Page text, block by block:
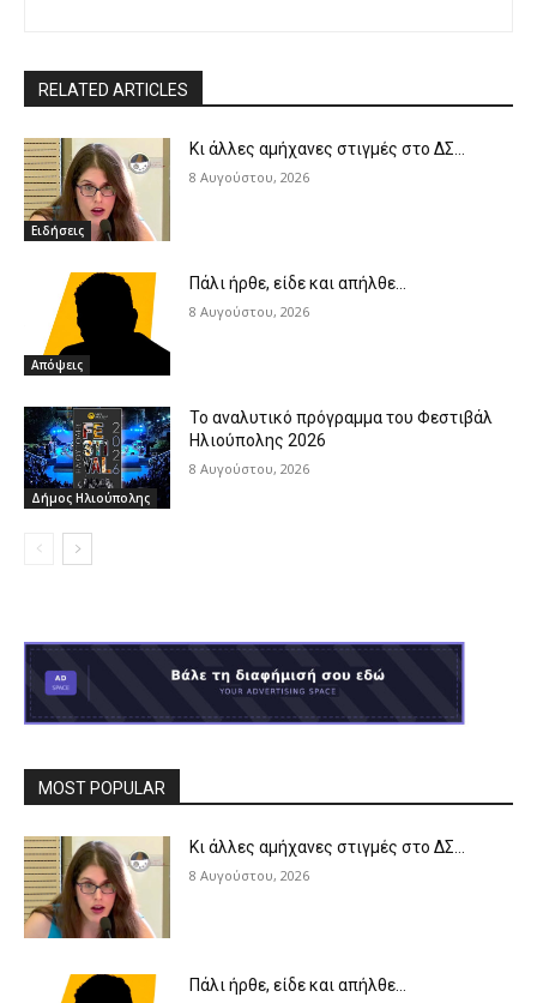
RELATED ARTICLES
Ειδήσεις
Κι άλλες αμήχανες στιγμές στο ΔΣ…
8 Αυγούστου, 2026
Απόψεις
Πάλι ήρθε, είδε και απήλθε…
8 Αυγούστου, 2026
Δήμος Ηλιούπολης
Το αναλυτικό πρόγραμμα του Φεστιβάλ
Ηλιούπολης 2026
8 Αυγούστου, 2026
MOST POPULAR
Κι άλλες αμήχανες στιγμές στο ΔΣ…
8 Αυγούστου, 2026
Πάλι ήρθε, είδε και απήλθε…